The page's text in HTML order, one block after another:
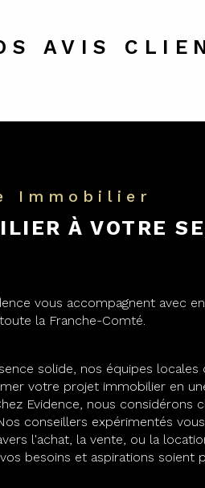
AVIS
Immobilier
À VOTRE
vous accompagnent avec
la Franche-Comté.
solide, nos équipes locales
votre projet immobilier en
Evidence, nous considérons
conseillers expérimentés
l'achat, la vente, ou la
besoins et aspirations soient